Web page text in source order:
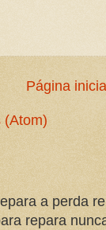
Página
(Atom)
a perda
repara